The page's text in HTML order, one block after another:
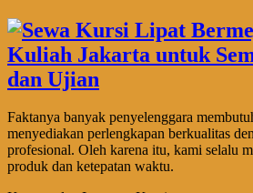
Faktanya banyak penyelenggara
menyediakan perlengkapan berkualitas
profesional. Oleh karena itu, kami selalu
produk dan ketepatan waktu.